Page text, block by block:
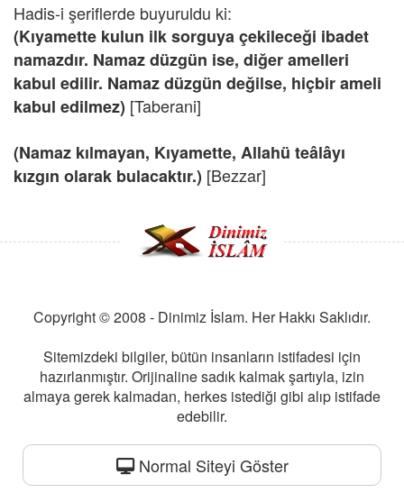
Hadis-i şeriflerde buyuruldu ki:
(Kıyamette kulun ilk sorguya çekileceği ibadet
namazdır. Namaz düzgün ise, diğer amelleri
kabul edilir. Namaz düzgün değilse, hiçbir ameli
kabul edilmez) [Taberani]
(Namaz kılmayan, Kıyamette, Allahü teâlâyı
kızgın olarak bulacaktır.) [Bezzar]
Copyright © 2008 - Dinimiz İslam. Her Hakkı Saklıdır.
Sitemizdeki bilgiler, bütün insanların istifadesi için
hazırlanmıştır. Orijinaline sadık kalmak şartıyla, izin
almaya gerek kalmadan, herkes istediği gibi alıp istifade
edebilir.
Normal Siteyi Göster